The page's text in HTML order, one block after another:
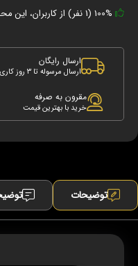
ارسال رایگان
ارسال مرسوله تا 3 روز کاری
مقرون به صرفه
خرید با بهترین قیمت
توضیحات